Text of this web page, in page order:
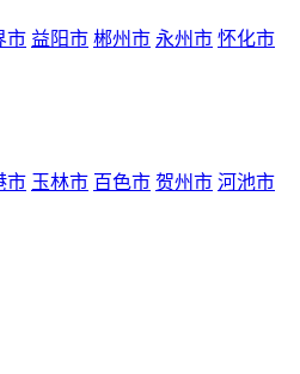
市 益阳市 郴州市 永州市 怀化市
市 玉林市 百色市 贺州市 河池市